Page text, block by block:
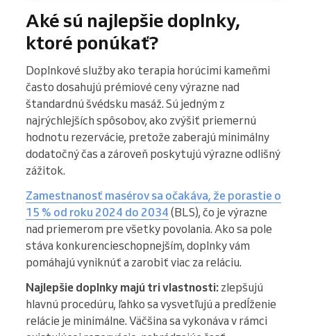
Aké sú najlepšie doplnky,
ktoré ponúkať?
Doplnkové služby ako terapia horúcimi kameňmi
často dosahujú prémiové ceny výrazne nad
štandardnú švédsku masáž. Sú jedným z
najrýchlejších spôsobov, ako zvýšiť priemernú
hodnotu rezervácie, pretože zaberajú minimálny
dodatočný čas a zároveň poskytujú výrazne odlišný
zážitok.
Zamestnanosť masérov sa očakáva, že porastie o
15 % od roku 2024 do 2034 (BLS), čo je výrazne
nad priemerom pre všetky povolania. Ako sa pole
stáva konkurencieschopnejším, doplnky vám
pomáhajú vyniknúť a zarobiť viac za reláciu.
Najlepšie doplnky majú tri vlastnosti: zlepšujú
hlavnú procedúru, ľahko sa vysvetľujú a predĺženie
relácie je minimálne. Väčšina sa vykonáva v rámci